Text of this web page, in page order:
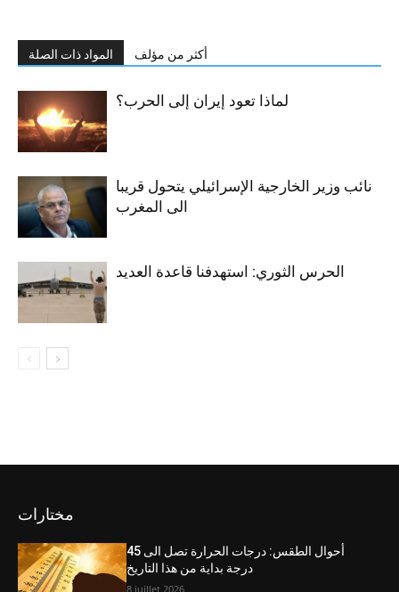
المواد ذات الصلة أكثر من مؤلف
لماذا تعود إيران إلى الحرب؟
نائب وزير الخارجية الإسرائيلي يتحول قريبا
الى المغرب
الحرس الثوري: استهدفنا قاعدة العديد
مختارات
أحوال الطقس: درجات الحرارة تصل الى 45
درجة بداية من هذا التاريخ
8 juillet 2026